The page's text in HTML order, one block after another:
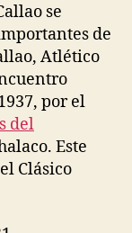
se
de
Atlético
por el
del
Este
Clásico